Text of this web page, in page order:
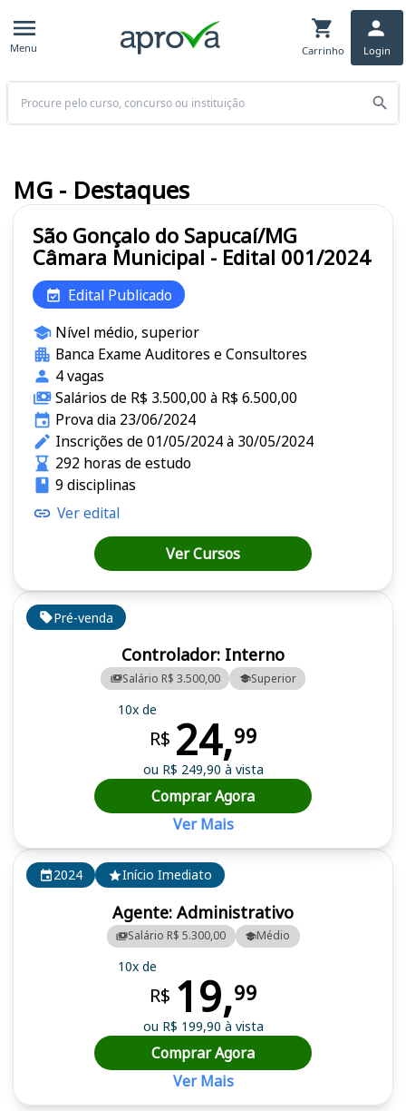
Menu Carrinho Login
Buscar
2024 Início Imediato
Agente: Administrativo
Salário R$ 5.300,00 Médio
10x de
R$ 19,99
ou R$ 199,90 à vista
Comprar Agora
Ver Mais
Pré-venda
Controlador: Interno
Salário R$ 3.500,00 Superior
10x de
R$ 24,99
ou R$ 249,90 à vista
Comprar Agora
Ver Mais
São Gonçalo do Sapucaí/MG
Câmara Municipal - Edital 001/2024
Edital Publicado
Nível médio, superior
Banca Exame Auditores e Consultores
4 vagas
Salários de R$ 3.500,00 à R$ 6.500,00
Prova dia 23/06/2024
Inscrições de 01/05/2024 à 30/05/2024
292 horas de estudo
9 disciplinas
Ver edital
Ver Cursos
MG - Destaques